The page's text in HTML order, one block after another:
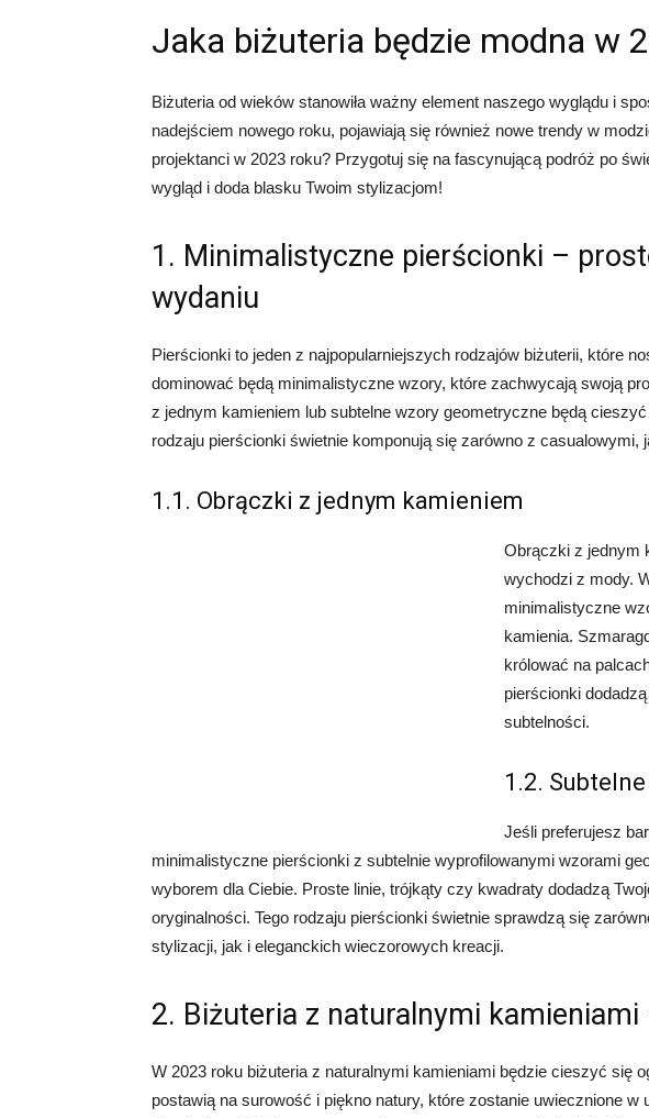
Jaka biżuteria będzie modna w
Biżuteria od wieków stanowiła ważny element naszego wyglądu i
nadejściem nowego roku, pojawiają się również nowe trendy w
projektanci w 2023 roku? Przygotuj się na fascynującą podróż po
wygląd i doda blasku Twoim stylizacjom!
1. Minimalistyczne pierścionki –
wydaniu
Pierścionki to jeden z najpopularniejszych rodzajów biżuterii, które
dominować będą minimalistyczne wzory, które zachwycają swoją
z jednym kamieniem lub subtelne wzory geometryczne będą
rodzaju pierścionki świetnie komponują się zarówno z casualowymi,
1.1. Obrączki z jednym kamieniem
Obrączki z jednym
wychodzi z mody.
minimalistyczne
kamienia.
królować na
pierścionki
subtelności.
1.2.
Jeśli preferujesz
minimalistyczne pierścionki z subtelnie wyprofilowanymi wzorami
wyborem dla Ciebie. Proste linie, trójkąty czy kwadraty dodadzą
oryginalności. Tego rodzaju pierścionki świetnie sprawdzą się
stylizacji, jak i eleganckich wieczorowych kreacji.
2. Biżuteria z naturalnymi
W 2023 roku biżuteria z naturalnymi kamieniami będzie cieszyć się
postawią na surowość i piękno natury, które zostanie uwiecznione w